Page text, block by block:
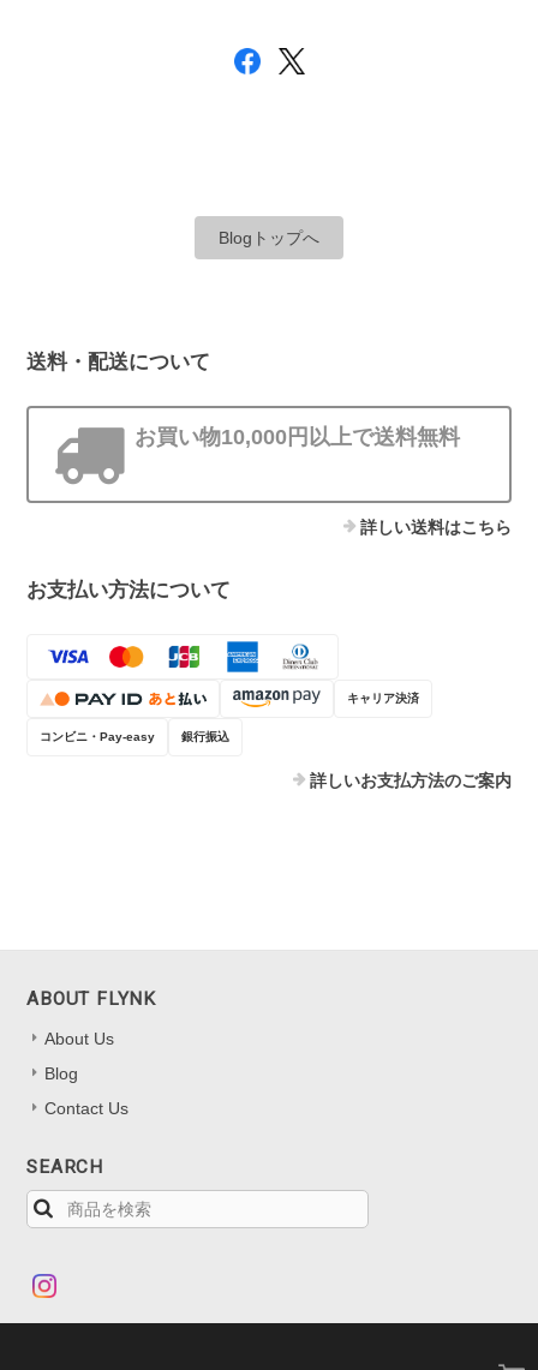
Blogトップへ
送料・配送について
お買い物10,000円以上で送料無料
詳しい送料はこちら
お支払い方法について
キャリア決済
コンビニ・Pay-easy 銀行振込
詳しいお支払方法のご案内
ABOUT FLYNK
About Us
Blog
Contact Us
SEARCH